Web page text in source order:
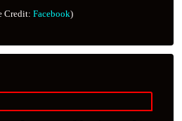
Credit: Facebook)